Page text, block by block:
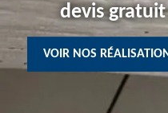
devis
VOIR NOS